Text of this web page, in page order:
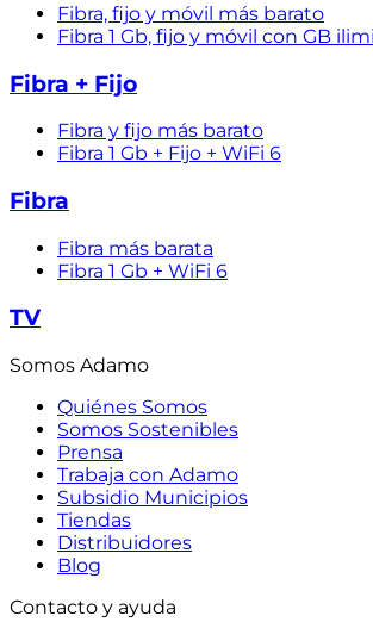
Fibra, fijo y móvil más barato
Fibra 1 Gb, fijo y móvil con GB
Fibra + Fijo
Fibra y fijo más barato
Fibra 1 Gb + Fijo + WiFi 6
Fibra
Fibra más barata
Fibra 1 Gb + WiFi 6
TV
Somos Adamo
Quiénes Somos
Somos Sostenibles
Prensa
Trabaja con Adamo
Subsidio Municipios
Tiendas
Distribuidores
Blog
Contacto y ayuda